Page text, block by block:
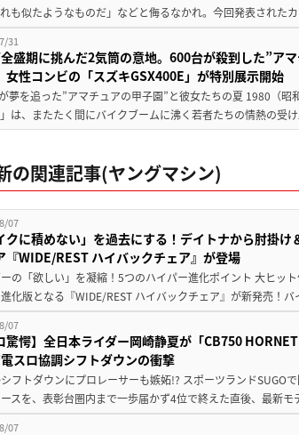
も似たようなものだ」などと侮るなかれ。今回発表された
31
盛期に挑んだ2気筒の意地。600台が殺到した”ア
女性コンビの「スズキGSX400E」が特別展示開始
夢を追った”アマチュアの甲子園”と彼女たちの夏 1980（昭
は、またたく間にバイクブームに沸く若者たちの情熱の受
の関連記事(ヤングマシン)
07
クに積めない」を過去にする！デイトナから肘掛
『WIDE/REST ハイバックチェア』が登場
の「欲しい」を凝縮！5つのハイパー進化ポイント 大ヒッ
化版となる『WIDE/REST ハイバックチェア』が新発売！
07
驚愕】全日本ライダー岡崎静夏が「CB750
スロ協調シフトダウンの衝撃
フトダウンにプロレーサーも嫉妬!? スポーツランドSUGO
スを、表彰台圏内まで一歩届かず4位で終えた直後、最新
07